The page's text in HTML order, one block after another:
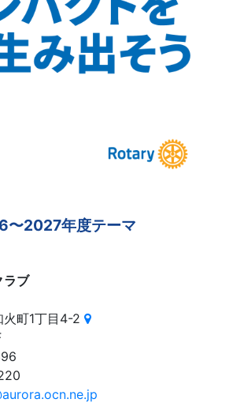
〜2027年度テーマ
ラブ
町1丁目4-2